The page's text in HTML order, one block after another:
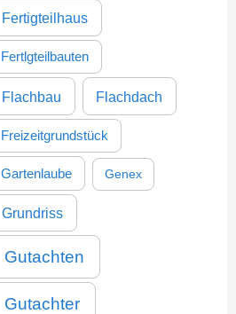
Fertigteilhaus
Fertlgteilbauten
Flachbau Flachdach
Freizeitgrundstück
Gartenlaube Genex
Grundriss
Gutachten
Gutachter